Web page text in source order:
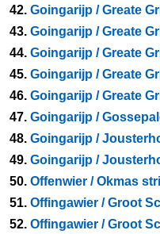
42. Goingarijp / Greate
43. Goingarijp / Greate
44. Goingarijp / Greate
45. Goingarijp / Greate
46. Goingarijp / Greate
47. Goingarijp /
48. Goingarijp /
49. Goingarijp /
50. Offenwier / Okmas
51. Offingawier / Groot
52. Offingawier / Groot